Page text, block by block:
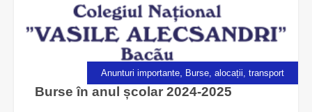
Anunturi importante Burse, alocații, transport
Burse în anul școlar 2024-2025